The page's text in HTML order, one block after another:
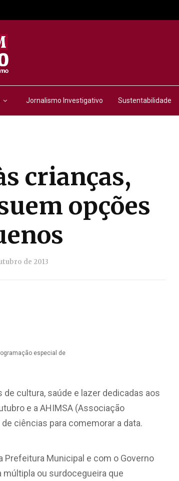
Jornalismo Investigativo Sustentabilidade
crianças,
opções
de 2013
especial de
de cultura, saúde e lazer dedicadas aos
e a AHIMSA (Associação
ciências para comemorar a data.
Prefeitura Municipal e com o Governo
múltipla ou surdocegueira que